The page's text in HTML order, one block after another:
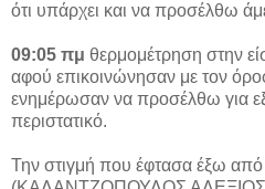
ότι υπάρχει και να προσέλθω
09:05 πμ θερμομέτρηση στην
αφού επικοινώνησαν με τον
ενημέρωσαν να προσέλθω για
περιστατικό.
Την στιγμή που έφτασα έξω από